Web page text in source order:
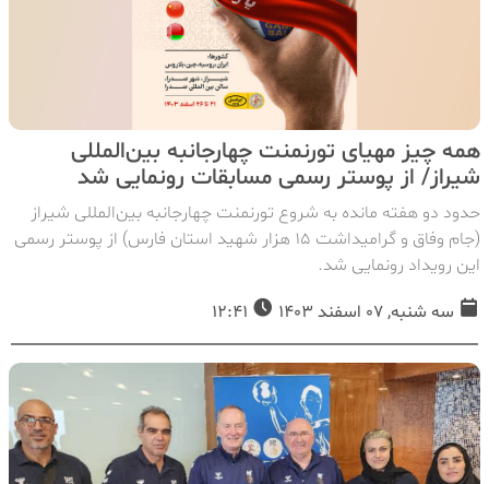
همه چیز مهیای تورنمنت چهارجانبه بین‌المللی
شیراز/ از پوستر رسمی مسابقات رونمایی شد
حدود دو هفته مانده به شروع تورنمنت چهارجانبه بین‌المللی شیراز
(جام وفاق و گرامیداشت 15 هزار شهید استان فارس) از پوستر رسمی
این رویداد رونمایی شد.
سه شنبه, 07 اسفند 1403